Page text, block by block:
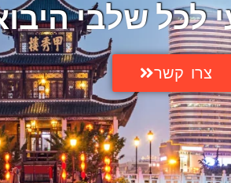
לכל שלבי
צרו קשר